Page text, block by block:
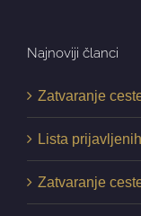
Najnoviji članci
Zatvaranje
Lista
Zatvaranje